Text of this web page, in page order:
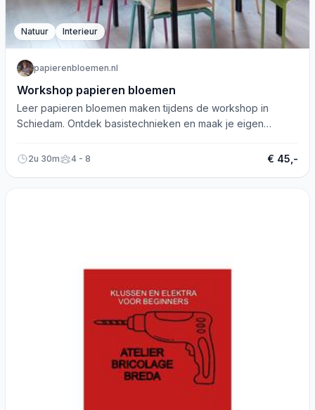
Natuur Interieur
papierenbloemen.nl
Workshop papieren bloemen
Leer papieren bloemen maken tijdens de workshop in
Schiedam. Ontdek basistechnieken en maak je eigen
2u 30m 4 - 8 € 45,-